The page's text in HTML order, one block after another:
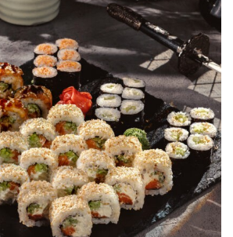
საფირმო
ვეგეტარიანული
მენიუ
ნიგირები მაკები
სუპები და
სალათები
სასმელები